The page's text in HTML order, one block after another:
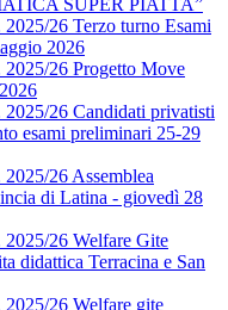
SUPER PIATTA”
26 Terzo turno Esami
2026
2025/26 Progetto Move
2025/26 Candidati privatisti
esami preliminari 25-29
26 Assemblea
di Latina - giovedì 28
2025/26 Welfare Gite
didattica Terracina e San
2025/26 Welfare gite